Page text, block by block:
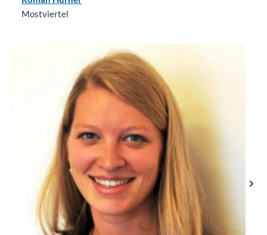
Mostviertel